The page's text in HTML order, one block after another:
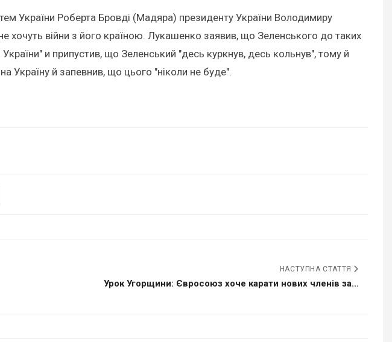
України Роберта Бровді (Мадяра) президенту України Володимиру
не хочуть війни з його країною. Лукашенко заявив, що Зеленського до таких
и припустив, що Зеленський "десь куркнув, десь кольнув", тому й
Україну й запевнив, що цього "ніколи не буде".
НАСТУПНА СТАТТЯ
Урок Угорщини: Євросоюз хоче карати нових членів за...